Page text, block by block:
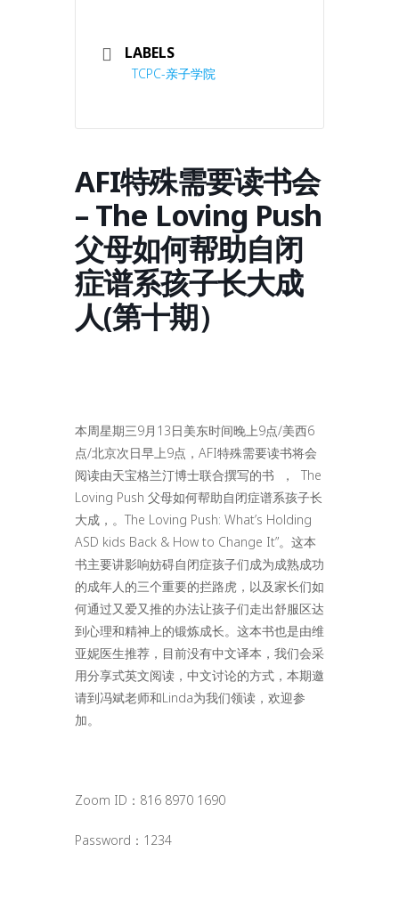
LABELS
TCPC-亲子学院
AFI特殊需要读书会
– The Loving Push
父母如何帮助自闭
症谱系孩子长大成
人(第十期）
本周星期三9月13日美东时间晚上9点/美西6
点/北京次日早上9点，AFI特殊需要读书将会
阅读由天宝格兰汀博士联合撰写的书 ， The
Loving Push 父母如何帮助自闭症谱系孩子长
大成，。The Loving Push: What’s Holding
ASD kids Back & How to Change It”。这本
书主要讲影响妨碍自闭症孩子们成为成熟成功
的成年人的三个重要的拦路虎，以及家长们如
何通过又爱又推的办法让孩子们走出舒服区达
到心理和精神上的锻炼成长。这本书也是由维
亚妮医生推荐，目前没有中文译本，我们会采
用分享式英文阅读，中文讨论的方式，本期邀
请到冯斌老师和Linda为我们领读，欢迎参
加。
Zoom ID：816 8970 1690
Password：1234